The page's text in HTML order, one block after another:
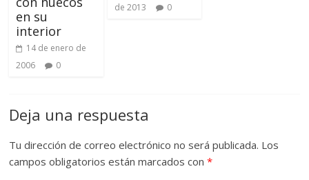
en su
interior
14 de enero de
2006
0
de 2013 0
Deja una respuesta
Tu dirección de correo electrónico no será publicada. Los
campos obligatorios están marcados con*